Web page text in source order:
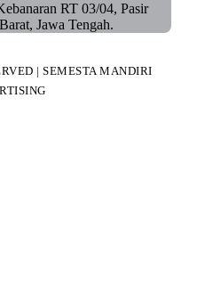
RT 03/04, Pasir
Jawa Tengah.
| SEMESTA MANDIRI